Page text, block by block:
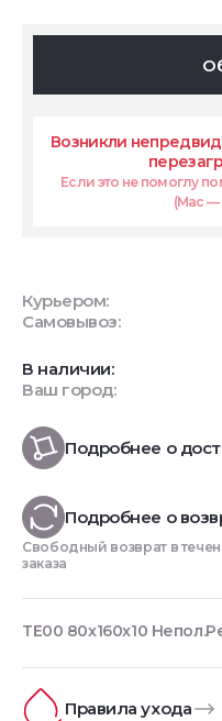
Возникли
Если это не помоглу
(Mac —
Курьером:
Самовывоз:
В наличии:
Ваш город:
Подробнее о
Подробнее о
Свободный возврат в
заказа
TE00 80x160x10
Правила ухода